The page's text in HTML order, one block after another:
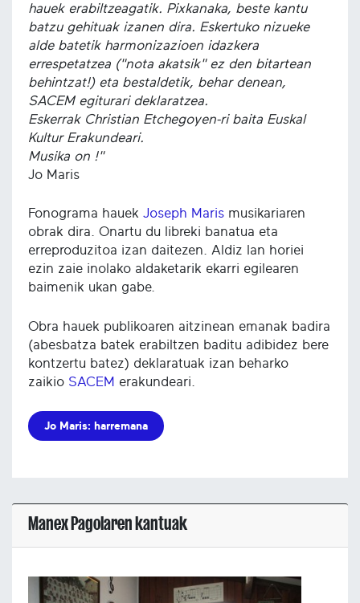
hauek erabiltzeagatik. Pixkanaka, beste kantu
batzu gehituak izanen dira. Eskertuko nizueke
alde batetik harmonizazioen idazkera
errespetatzea ("nota akatsik" ez den bitartean
behintzat!) eta bestaldetik, behar denean,
SACEM egiturari deklaratzea.
Eskerrak Christian Etchegoyen-ri baita Euskal
Kultur Erakundeari.
Musika on !"
Jo Maris
Fonograma hauek Joseph Maris musikariaren
obrak dira. Onartu du libreki banatua eta
erreproduzitoa izan daitezen. Aldiz lan horiei
ezin zaie inolako aldaketarik ekarri egilearen
baimenik ukan gabe.
Obra hauek publikoaren aitzinean emanak badira
(abesbatza batek erabiltzen baditu adibidez bere
kontzertu batez) deklaratuak izan beharko
zaikio SACEM erakundeari.
Jo Maris: harremana
Manex Pagolaren kantuak